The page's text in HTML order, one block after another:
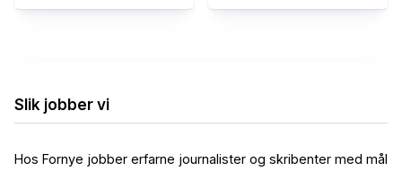
Slik jobber vi
Hos Fornye jobber erfarne journalister og skribenter med mål